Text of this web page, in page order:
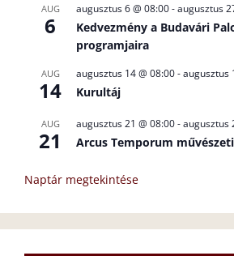
AUG
6
augusztus 6 @ 08:00-augusztus
Kedvezmény a Budavári
programjaira
AUG
14
augusztus 14 @ 08:00-augusztus
Kurultáj
AUG
21
augusztus 21 @ 08:00-augusztus
Arcus Temporum
Naptár megtekintése